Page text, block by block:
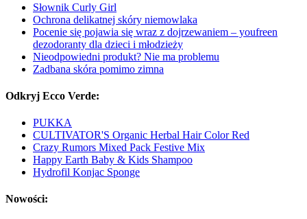
Słownik Curly Girl
Ochrona delikatnej skóry niemowlaka
Pocenie się pojawia się wraz z dojrzewaniem – youfreen
dezodoranty dla dzieci i młodzieży
Nieodpowiedni produkt? Nie ma problemu
Zadbana skóra pomimo zimna
Odkryj Ecco Verde:
PUKKA
CULTIVATOR'S Organic Herbal Hair Color Red
Crazy Rumors Mixed Pack Festive Mix
Happy Earth Baby & Kids Shampoo
Hydrofil Konjac Sponge
Nowości: